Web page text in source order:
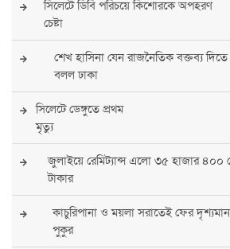
সিলেটে ডিবি পরিচয়ে কিশোরকে অপহরণ
চেষ্টা
শেখ হাসিনা যেন রাজনৈতিক বক্তব্য দিতে
বলল ঢাকা
সিলেটে ডেঙ্গুতে প্রথম
মৃত্যু
জুলাইয়ে রেমিট্যান্স এলো ৩৫ হাজার ৪০০
টাকার
কাচুরিপানা ও ময়লা সরাতেই ফের
পুকুর